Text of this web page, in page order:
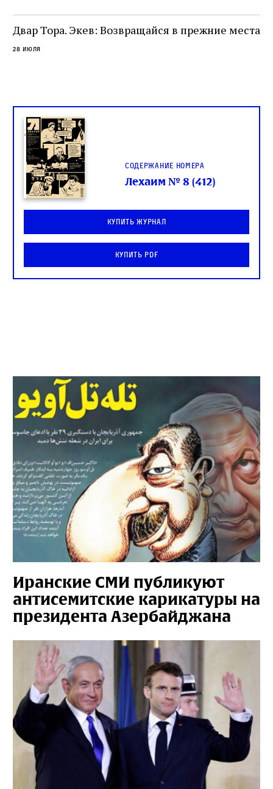
целой общины и стало частью многовекового
спора о том, кому принадлежит последнее
слово в переводе Библии
Двар Тора. Экев: Возвращайся в прежние места
28 июля
Содержание номера
Лехаим № 8 (412)
Купить журнал
Купить PDF
Иранские СМИ публикуют
антисемитские карикатуры на
президента Азербайджана